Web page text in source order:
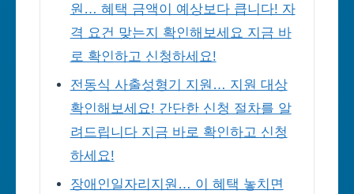
원… 혜택 금액이 예상보다 큽니다! 자
격 요건 맞는지 확인해보세요 지금 바
로 확인하고 신청하세요!
전동식 사출성형기 지원… 지원 대상
확인해보세요! 간단한 신청 절차를 알
려드립니다 지금 바로 확인하고 신청
하세요!
장애인일자리지원… 이 혜택 놓치면